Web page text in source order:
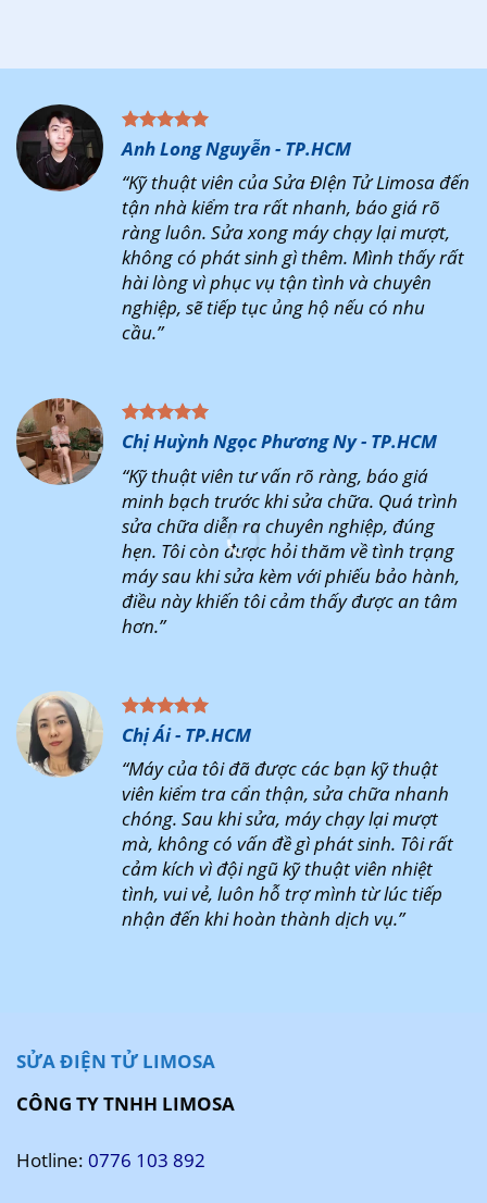
Anh Long Nguyễn - TP.HCM
“Kỹ thuật viên của Sửa ĐIện Tử Limosa đến
tận nhà kiểm tra rất nhanh, báo giá rõ
ràng luôn. Sửa xong máy chạy lại mượt,
không có phát sinh gì thêm. Mình thấy rất
hài lòng vì phục vụ tận tình và chuyên
nghiệp, sẽ tiếp tục ủng hộ nếu có nhu
cầu.”
Chị Huỳnh Ngọc Phương Ny - TP.HCM
“Kỹ thuật viên tư vấn rõ ràng, báo giá
minh bạch trước khi sửa chữa. Quá trình
sửa chữa diễn ra chuyên nghiệp, đúng
hẹn. Tôi còn được hỏi thăm về tình trạng
máy sau khi sửa kèm với phiếu bảo hành,
điều này khiến tôi cảm thấy được an tâm
hơn.”
Chị Ái - TP.HCM
“Máy của tôi đã được các bạn kỹ thuật
viên kiểm tra cẩn thận, sửa chữa nhanh
chóng. Sau khi sửa, máy chạy lại mượt
mà, không có vấn đề gì phát sinh. Tôi rất
cảm kích vì đội ngũ kỹ thuật viên nhiệt
tình, vui vẻ, luôn hỗ trợ mình từ lúc tiếp
nhận đến khi hoàn thành dịch vụ.”
SỬA ĐIỆN TỬ LIMOSA
CÔNG TY TNHH LIMOSA
Hotline: 0776 103 892